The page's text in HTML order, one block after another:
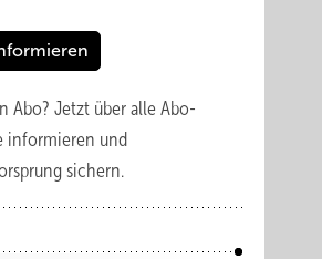
Abo? Jetzt über alle Abo-
informieren und
sichern.